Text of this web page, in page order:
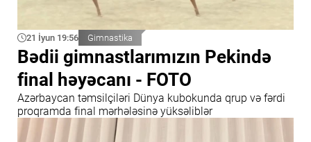
21 İyun 19:56 Gimnastika
Bədii gimnastlarımızın Pekində
final həyəcanı - FOTO
Azərbaycan təmsilçiləri Dünya kubokunda qrup və fərdi
proqramda final mərhələsinə yüksəliblər